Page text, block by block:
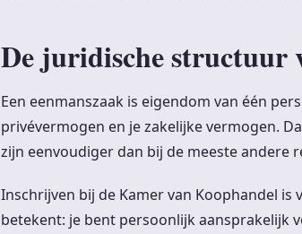
De juridische structuur
Een eenmanszaak is eigendom van één
privévermogen en je zakelijke vermogen.
zijn eenvoudiger dan bij de meeste andere
Inschrijven bij de Kamer van Koophandel
betekent: je bent persoonlijk aansprakelijk